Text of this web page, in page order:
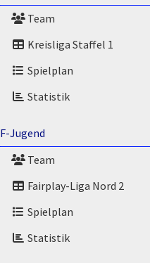
Team
Kreisliga Staffel 1
Spielplan
Statistik
F-Jugend
Team
Fairplay-Liga Nord 2
Spielplan
Statistik